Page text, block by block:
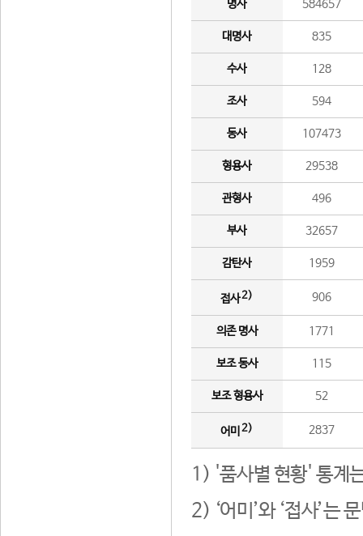
명사 584657
대명사 835
수사 128
조사 594
동사 107473
형용사 29538
관형사 496
부사 32657
감탄사 1959
접사2) 906
의존 명사 1771
보조 동사 115
보조 형용사 52
어미 2) 2837
1) '품사별 현황' 통계
2) ‘어미’와 ‘접사’는